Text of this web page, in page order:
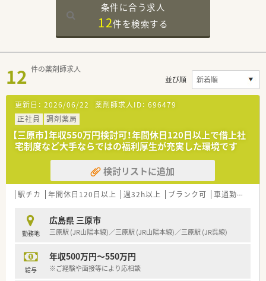
条件に合う求人
12件を検索する
12 件の薬剤師求人
並び順
更新日： 2026/06/22 薬剤師求人ID： 696479
正社員
調剤薬局
【三原市】年収550万円検討可！年間休日120日以上で借上社
宅制度など大手ならではの福利厚生が充実した環境です
検討リストに追加
駅チカ 年間休日120日以上 週32h以上 ブランク可 車通勤可
勤務地
広島県 三原市
三原駅 (JR山陽本線)／三原駅 (JR山陽本線)／三原駅 (JR呉線)
給与
年収500万円～550万円
※ご経験や面接等により応相談